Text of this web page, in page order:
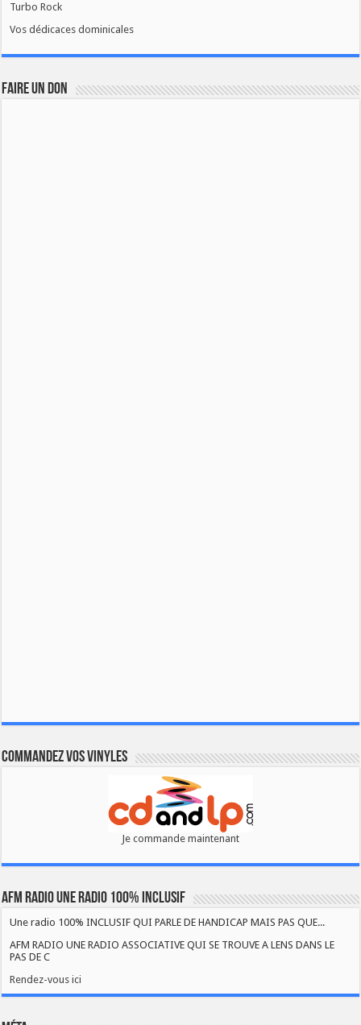
Turbo Rock
Vos dédicaces dominicales
FAIRE UN DON
Commandez vos vinyles
Je commande maintenant
AFM RADIO UNE RADIO 100% INCLUSIF
Une radio 100% INCLUSIF QUI PARLE DE HANDICAP MAIS PAS QUE...
AFM RADIO UNE RADIO ASSOCIATIVE QUI SE TROUVE A LENS DANS LE
PAS DE C
Rendez-vous ici